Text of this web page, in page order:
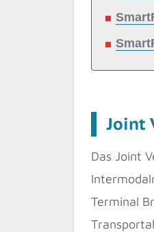
Joint
Das Joint
Terminal